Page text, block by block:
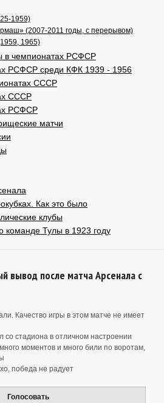
1959)
(2007-2011 годы, с перерывом)
1965)
в чемпионатах РСФСР
РСФСР среди КФК 1939 - 1956
СССР
СССР
РСФСР
матчи
Как это было
клубы
команде Тулы в 1923 году
вывод после матча Арсенала с
Качество игры в этом матче не имеет
со стадиона в отличном настроении
моментов и много били по воротам,
победа не радует
Голосовать